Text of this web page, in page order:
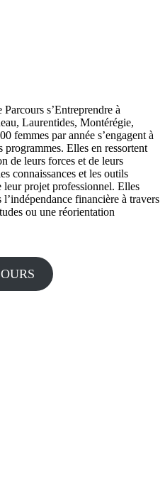
s’Entreprendre à
Laurentides, Montérégie,
femmes par année s’engagent à
programmes. Elles en ressortent
de leurs forces et de leurs
connaissances et les outils
leur projet professionnel. Elles
financière à travers
ou une réorientation